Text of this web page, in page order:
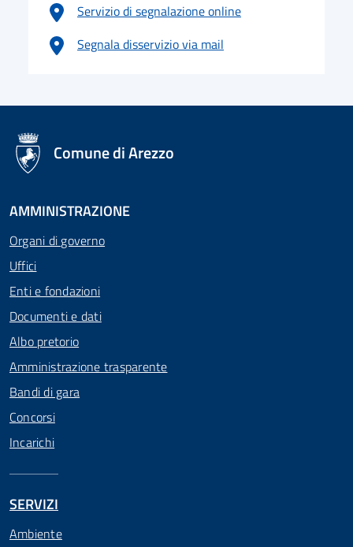
Servizio di segnalazione online
Segnala disservizio via mail
logo Unione Europea
Comune di Arezzo
AMMINISTRAZIONE
Organi di governo
Uffici
Enti e fondazioni
Documenti e dati
Albo pretorio
Amministrazione trasparente
Bandi di gara
Concorsi
Incarichi
SERVIZI
Ambiente